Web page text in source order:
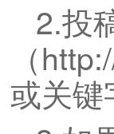
2.投
（
或关